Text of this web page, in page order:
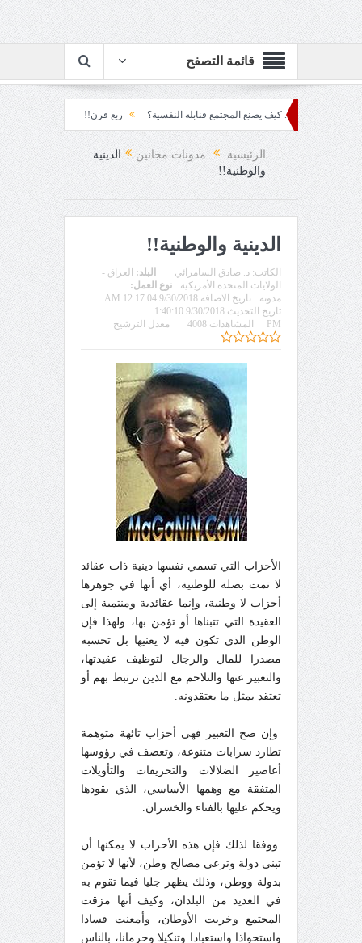
قائمة التصفح
المتراكم... كيف يصنع المجتمع قنابله النفسية؟ ربع قرن!! رزقٌ من يستكثره؟!
العقاد!!
الرئيسية مدونات مجانين
الدينية
والوطنية!!
الدينية والوطنية!!
الكاتب: د. صادق السامرائي البلد: العراق -
الولايات المتحدة الأمريكية
نوع العمل:
مدونة
تاريخ الاضافة 9/30/2018 12:17:04 AM
تاريخ التحديث 9/30/2018 1:40:10
PM
المشاهدات 4008 معدل الترشيح
الأحزاب التي تسمي نفسها دينية ذات عقائد
لا تمت بصلة للوطنية، أي أنها في جوهرها
أحزاب لا وطنية، وإنما عقائدية ومنتمية إلى
العقيدة التي تتبناها أو تؤمن بها، ولهذا فإن
الوطن الذي تكون فيه لا يعنيها بل تحسبه
مصدرا للمال والرجال لتوظيف عقيدتها،
والتعبير عنها والتلاحم مع الذين ترتبط بهم أو
تعتقد بمثل ما يعتقدونه.
وإن صح التعبير فهي أحزاب تائهة متوهمة
تطارد سرابات متنوعة، وتعصف في رؤوسها
أعاصير الضلالات والتحريفات والتأويلات
المتفقة مع وهمها الأساسي، الذي يقودها
ويحكم عليها بالفناء والخسران.
ووفقا لذلك فإن هذه الأحزاب لا يمكنها أن
تبني دولة وترعى مصالح وطن، لأنها لا تؤمن
بدولة ووطن، وذلك يظهر جليا فيما تقوم به
في العديد من البلدان، وكيف أنها مزقت
المجتمع وخربت الأوطان، وأمعنت فسادا
واستحواذا واستعبادا وتنكيلا وحرمانا، بالناس